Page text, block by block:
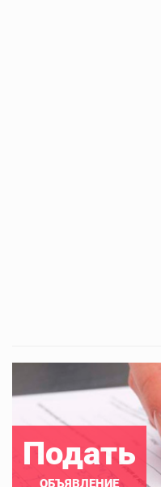
Подать
ОБЪЯВЛЕНИЕ